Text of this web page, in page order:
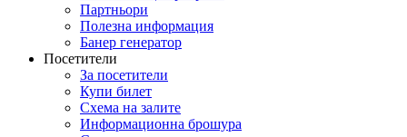
Партньори
Полезна информация
Банер генератор
Посетители
За посетители
Купи билет
Схема на залите
Информационна брошура